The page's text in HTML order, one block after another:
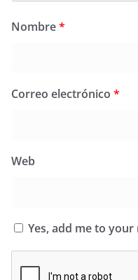
Nombre*
Correo electrónico *
Web
Yes, add me to